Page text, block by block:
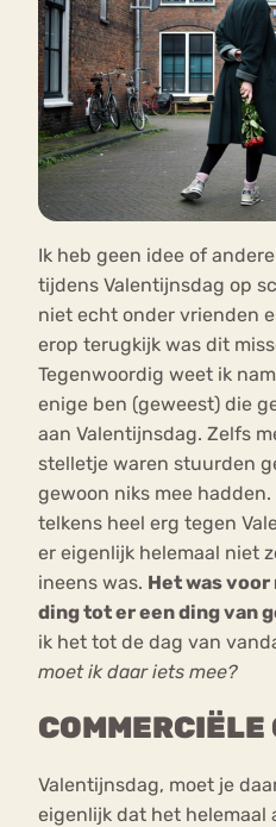
Ik heb geen idee of
tijdens Valentijnsdag op
niet echt onder vrienden
erop terugkijk was dit
Tegenwoordig weet ik
enige ben (geweest) die
aan Valentijnsdag. Zelfs
stelletje waren stuurden
gewoon niks mee
telkens heel erg tegen
er eigenlijk helemaal niet
ineens was. Het was voor
ding tot er een ding van
ik het tot de dag van
moet ik daar iets mee?
COMMERCIËLE
Valentijnsdag, moet je
eigenlijk dat het helemaal